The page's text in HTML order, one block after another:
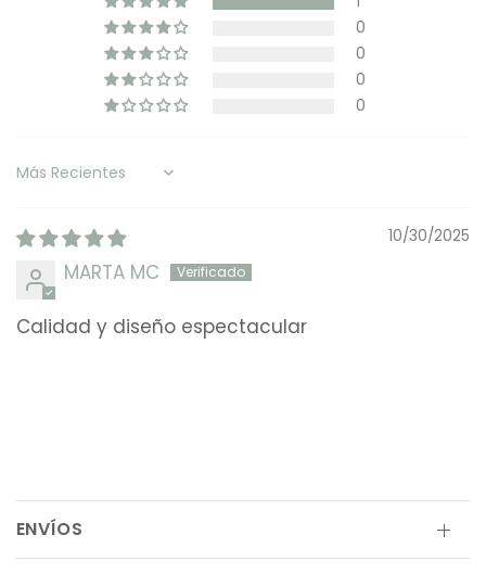
0
0
0
0
Sort by
10/30/2025
MARTA MC
Calidad y diseño espectacular
ENVÍOS